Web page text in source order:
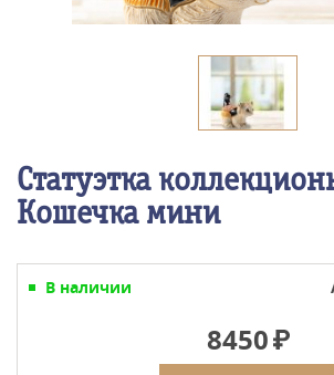
Статуэтка
Кошечка мини
В наличии
8450